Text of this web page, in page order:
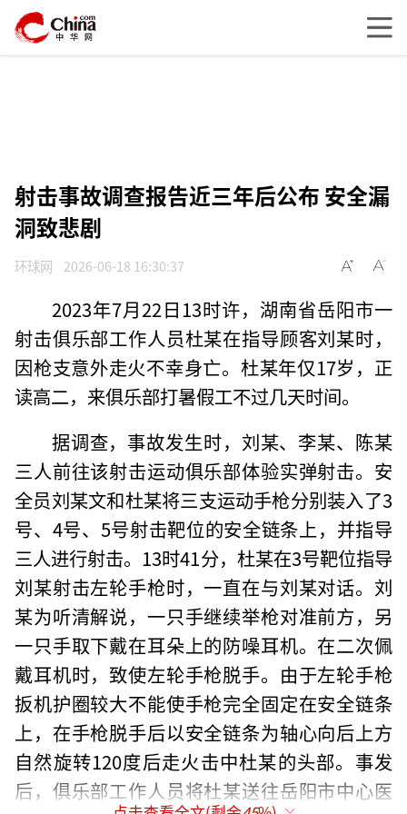
射击事故调查报告近三年后公布 安全漏
洞致悲剧
环球网 2026-06-18 16:30:37
2023年7月22日13时许，湖南省岳阳市一
射击俱乐部工作人员杜某在指导顾客刘某时，
因枪支意外走火不幸身亡。杜某年仅17岁，正
读高二，来俱乐部打暑假工不过几天时间。
据调查，事故发生时，刘某、李某、陈某
三人前往该射击运动俱乐部体验实弹射击。安
全员刘某文和杜某将三支运动手枪分别装入了3
号、4号、5号射击靶位的安全链条上，并指导
三人进行射击。13时41分，杜某在3号靶位指导
刘某射击左轮手枪时，一直在与刘某对话。刘
某为听清解说，一只手继续举枪对准前方，另
一只手取下戴在耳朵上的防噪耳机。在二次佩
戴耳机时，致使左轮手枪脱手。由于左轮手枪
扳机护圈较大不能使手枪完全固定在安全链条
上，在手枪脱手后以安全链条为轴心向后上方
自然旋转120度后走火击中杜某的头部。事发
后，俱乐部工作人员将杜某送往岳阳市中心医